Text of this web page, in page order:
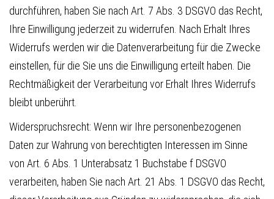
durchführen, haben Sie nach Art. 7 Abs. 3 DSGVO das Recht,
Ihre Einwilligung jederzeit zu widerrufen. Nach Erhalt Ihres
Widerrufs werden wir die Datenverarbeitung für die Zwecke
einstellen, für die Sie uns die Einwilligung erteilt haben. Die
Rechtmäßigkeit der Verarbeitung vor Erhalt Ihres Widerrufs
bleibt unberührt.
Widerspruchsrecht: Wenn wir Ihre personenbezogenen
Daten zur Wahrung von berechtigten Interessen im Sinne
von Art. 6 Abs. 1 Unterabsatz 1 Buchstabe f DSGVO
verarbeiten, haben Sie nach Art. 21 Abs. 1 DSGVO das Recht,